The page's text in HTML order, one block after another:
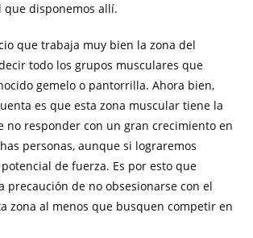
que disponemos allí.
que trabaja muy bien la zona del
todo los grupos musculares que
gemelo o pantorrilla. Ahora bien,
es que esta zona muscular tiene la
no responder con un gran crecimiento en
personas, aunque si lograremos
de fuerza. Es por esto que
precaución de no obsesionarse con el
zona al menos que busquen competir en